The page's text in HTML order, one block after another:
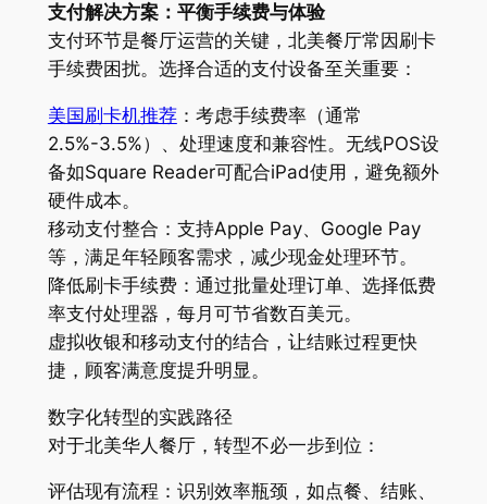
支付解决方案：平衡手续费与体验
支付环节是餐厅运营的关键，北美餐厅常因刷卡
手续费困扰。选择合适的支付设备至关重要：
美国刷卡机推荐：考虑手续费率（通常
2.5%-3.5%）、处理速度和兼容性。无线POS设
备如Square Reader可配合iPad使用，避免额外
硬件成本。
移动支付整合：支持Apple Pay、Google Pay
等，满足年轻顾客需求，减少现金处理环节。
降低刷卡手续费：通过批量处理订单、选择低费
率支付处理器，每月可节省数百美元。
虚拟收银和移动支付的结合，让结账过程更快
捷，顾客满意度提升明显。
数字化转型的实践路径
对于北美华人餐厅，转型不必一步到位：
评估现有流程：识别效率瓶颈，如点餐、结账、